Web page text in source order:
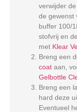
verwijder
de gewenst
buffer 100/
stofvrij en
met Klear
Breng een
coat aan,
Gelbottle
Breng een
hard deze
Eventueel